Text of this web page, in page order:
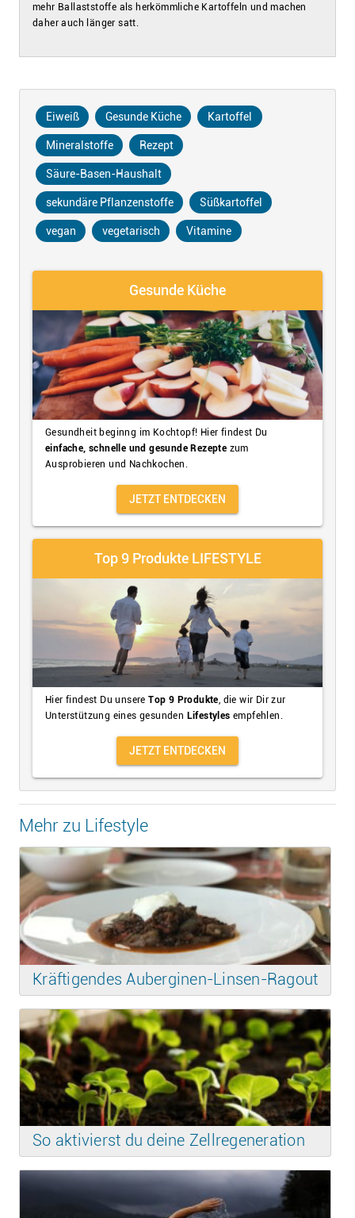
mehr Ballaststoffe als herkömmliche Kartoffeln und machen
daher auch länger satt.
Eiweiß Gesunde Küche Kartoffel
Mineralstoffe Rezept
Säure-Basen-Haushalt
sekundäre Pflanzenstoffe Süßkartoffel
vegan vegetarisch Vitamine
Gesunde Küche
Gesundheit beginng im Kochtopf! Hier findest Du
einfache, schnelle und gesunde Rezepte zum
Ausprobieren und Nachkochen.
JETZT ENTDECKEN
Top 9 Produkte LIFESTYLE
Hier findest Du unsereTop 9 Produkte , die wir Dir zur
Unterstützung eines gesunden Lifestylesempfehlen.
JETZT ENTDECKEN
Mehr zu Lifestyle
Kräftigendes Auberginen-Linsen-Ragout
So aktivierst du deine Zellregeneration